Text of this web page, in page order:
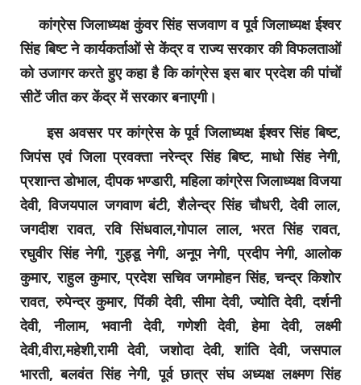
कांग्रेस जिलाध्यक्ष कुंवर सिंह सजवाण व पूर्व जिलाध्यक्ष ईश्वर
सिंह बिष्ट ने कार्यकर्ताओं से केंद्र व राज्य सरकार की विफलताओं
को उजागर करते हुए कहा है कि कांग्रेस इस बार प्रदेश की पांचों
सीटें जीत कर केंद्र में सरकार बनाएगी।
इस अवसर पर कांग्रेस के पूर्व जिलाध्यक्ष ईश्वर सिंह बिष्ट,
जिपंस एवं जिला प्रवक्ता नरेन्द्र सिंह बिष्ट, माधो सिंह नेगी,
प्रशान्त डोभाल, दीपक भण्डारी, महिला कांग्रेस जिलाध्यक्ष विजया
देवी, विजयपाल जगवाण बंटी, शैलेन्द्र सिंह चौधरी, देवी लाल,
जगदीश रावत, रवि सिंधवाल,गोपाल लाल, भरत सिंह रावत,
रघुवीर सिंह नेगी, गुड्डू नेगी, अनूप नेगी, प्रदीप नेगी, आलोक
कुमार, राहुल कुमार, प्रदेश सचिव जगमोहन सिंह, चन्द्र किशोर
रावत, रुपेन्द्र कुमार, पिंकी देवी, सीमा देवी, ज्योति देवी, दर्शनी
देवी, नीलाम, भवानी देवी, गणेशी देवी, हेमा देवी, लक्ष्मी
देवी,वीरा,महेशी,रामी देवी, जशोदा देवी, शांति देवी, जसपाल
भारती, बलवंत सिंह नेगी, पूर्व छात्र संघ अध्यक्ष लक्ष्मण सिंह